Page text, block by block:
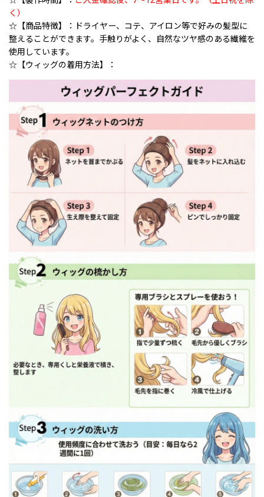
く）
☆【商品特徴】：ドライヤー、コテ、アイロン等で好みの髪型に
整えることができます。手触りがよく、自然なツヤ感のある繊維を
使用しています。
☆【ウィッグの着用方法】：